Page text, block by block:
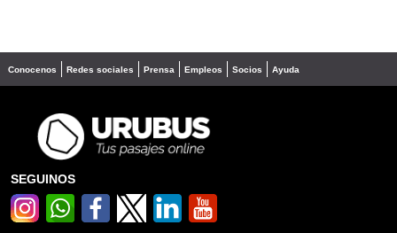
Conocenos Redes sociales Prensa Empleos Socios Ayuda
SEGUINOS